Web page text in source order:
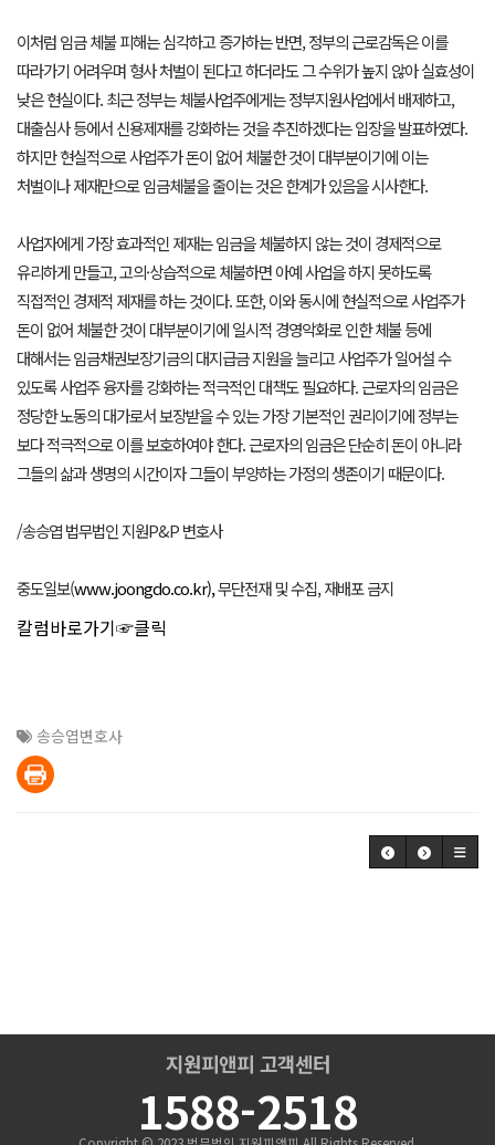
이처럼 임금 체불 피해는 심각하고 증가하는 반면, 정부의 근로감독은 이를
따라가기 어려우며 형사 처벌이 된다고 하더라도 그 수위가 높지 않아 실효성이
낮은 현실이다. 최근 정부는 체불사업주에게는 정부지원사업에서 배제하고,
대출심사 등에서 신용제재를 강화하는 것을 추진하겠다는 입장을 발표하였다.
하지만 현실적으로 사업주가 돈이 없어 체불한 것이 대부분이기에 이는
처벌이나 제재만으로 임금체불을 줄이는 것은 한계가 있음을 시사한다.
사업자에게 가장 효과적인 제재는 임금을 체불하지 않는 것이 경제적으로
유리하게 만들고, 고의·상습적으로 체불하면 아예 사업을 하지 못하도록
직접적인 경제적 제재를 하는 것이다. 또한, 이와 동시에 현실적으로 사업주가
돈이 없어 체불한 것이 대부분이기에 일시적 경영악화로 인한 체불 등에
대해서는 임금채권보장기금의 대지급금 지원을 늘리고 사업주가 일어설 수
있도록 사업주 융자를 강화하는 적극적인 대책도 필요하다. 근로자의 임금은
정당한 노동의 대가로서 보장받을 수 있는 가장 기본적인 권리이기에 정부는
보다 적극적으로 이를 보호하여야 한다. 근로자의 임금은 단순히 돈이 아니라
그들의 삶과 생명의 시간이자 그들이 부양하는 가정의 생존이기 때문이다.
/송승엽 법무법인 지원P&P 변호사
중도일보(www.joongdo.co.kr),무단전재 및 수집, 재배포 금지
칼럼바로가기☞클릭
송승엽변호사
지원피앤피 고객센터
1588-2518